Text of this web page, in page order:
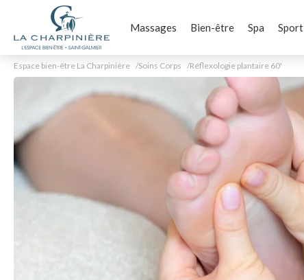
Massages Bien-être Spa Sport
Espace bien-être La Charpinière Soins Corps Réflexologie plantaire 60'